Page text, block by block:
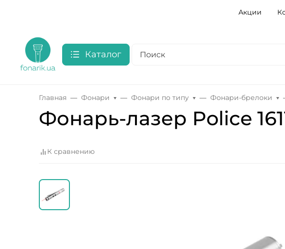
Акции
Каталог
Главная Фонари Фонари по типу Фонари-брелоки
Фонарь-лазер Police
К сравнению